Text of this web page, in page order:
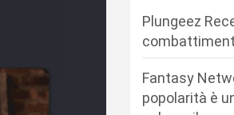
Plungeez
Fantasy
popolarità è